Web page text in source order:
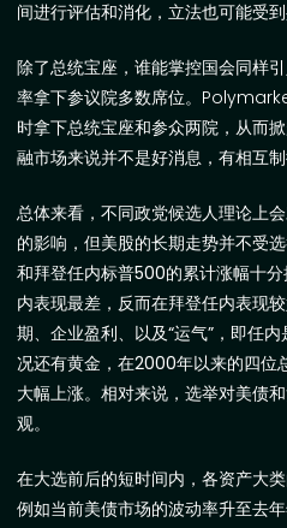
间进行评估和消化，立法也可能受到
除了总统宝座，谁能掌控国会同样
率拿下参议院多数席位。
时拿下总统宝座和参众两院，从而
融市场来说并不是好消息，有相互
总体来看，不同政党候选人理论上
的影响，但美股的长期走势并不受
和拜登任内标普500的累计涨幅十
内表现最差，反而在拜登任内表现
期、企业盈利、以及“运气”，即任
况还有黄金，在2000年以来的四位
大幅上涨。相对来说，选举对美债
观。
在大选前后的短时间内 ，各资产大
例如当前美债市场的波动率升至去